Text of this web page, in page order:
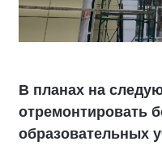
В планах на
отремонтировать
образовательных